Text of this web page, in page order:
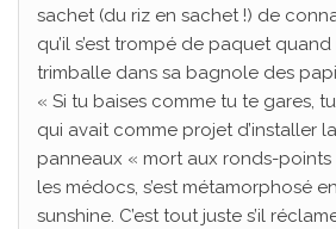
sachet (du riz en sachet !) de
qu’il s’est trompé de paquet
trimballe dans sa bagnole des
« Si tu baises comme tu te gares,
qui avait comme projet d’installer
panneaux « mort aux ronds-
les médocs, s’est métamorphosé
sunshine. C’est tout juste s’il